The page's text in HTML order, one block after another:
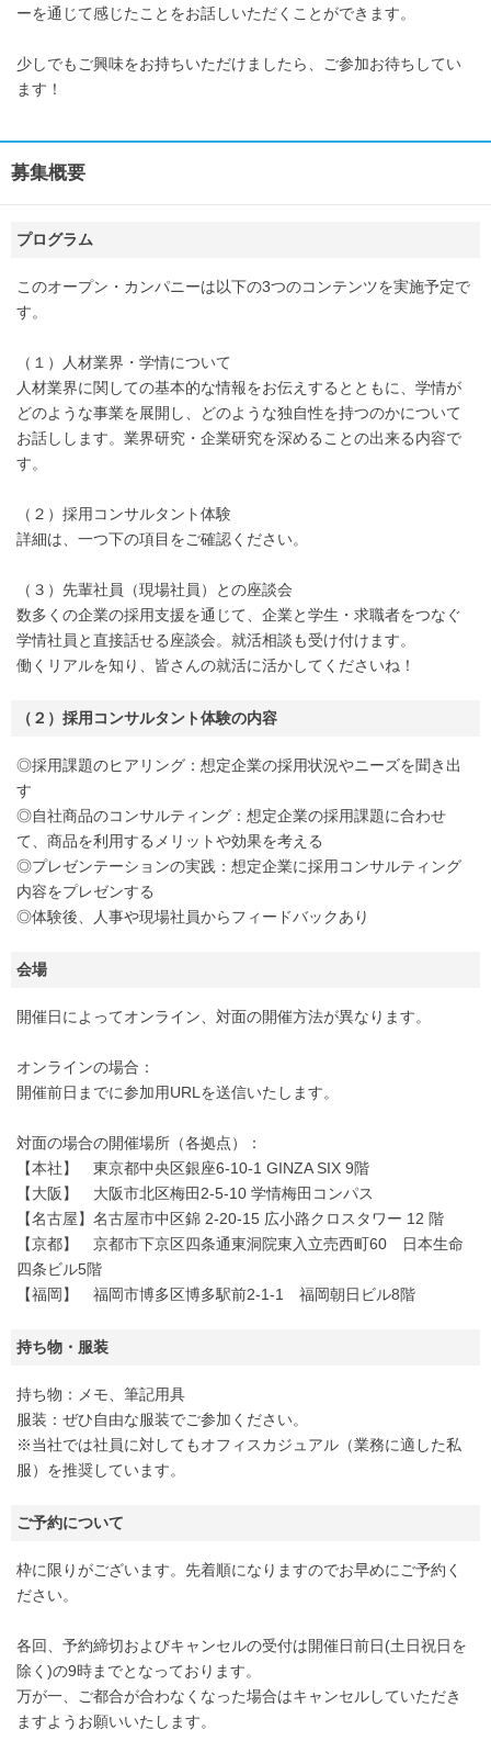
ーを通じて感じたことをお話しいただくことができます。
少しでもご興味をお持ちいただけましたら、ご参加お待ちしてい
ます！
募集概要
プログラム
このオープン・カンパニーは以下の3つのコンテンツを実施予定で
す。
（１）人材業界・学情について
人材業界に関しての基本的な情報をお伝えするとともに、学情が
どのような事業を展開し、どのような独自性を持つのかについて
お話しします。業界研究・企業研究を深めることの出来る内容で
す。
（２）採用コンサルタント体験
詳細は、一つ下の項目をご確認ください。
（３）先輩社員（現場社員）との座談会
数多くの企業の採用支援を通じて、企業と学生・求職者をつなぐ
学情社員と直接話せる座談会。就活相談も受け付けます。
働くリアルを知り、皆さんの就活に活かしてくださいね！
（２）採用コンサルタント体験の内容
◎採用課題のヒアリング：想定企業の採用状況やニーズを聞き出
す
◎自社商品のコンサルティング：想定企業の採用課題に合わせ
て、商品を利用するメリットや効果を考える
◎プレゼンテーションの実践：想定企業に採用コンサルティング
内容をプレゼンする
◎体験後、人事や現場社員からフィードバックあり
会場
開催日によってオンライン、対面の開催方法が異なります。
オンラインの場合：
開催前日までに参加用URLを送信いたします。
対面の場合の開催場所（各拠点）：
【本社】 東京都中央区銀座6-10-1 GINZA SIX 9階
【大阪】 大阪市北区梅田2-5-10 学情梅田コンパス
【名古屋】名古屋市中区錦 2-20-15 広小路クロスタワー 12 階
【京都】 京都市下京区四条通東洞院東入立売西町60 日本生命
四条ビル5階
【福岡】 福岡市博多区博多駅前2-1-1 福岡朝日ビル8階
持ち物・服装
持ち物：メモ、筆記用具
服装：ぜひ自由な服装でご参加ください。
※当社では社員に対してもオフィスカジュアル（業務に適した私
服）を推奨しています。
ご予約について
枠に限りがございます。先着順になりますのでお早めにご予約く
ださい。
各回、予約締切およびキャンセルの受付は開催日前日(土日祝日を
除く)の9時までとなっております。
万が一、ご都合が合わなくなった場合はキャンセルしていただき
ますようお願いいたします。